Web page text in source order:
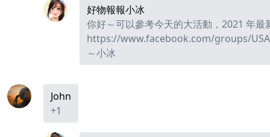
好物報報小冰
你好～可以參考今天的大活動，2021 年最
https://www.facebook.com/groups/
～小冰
John
+1